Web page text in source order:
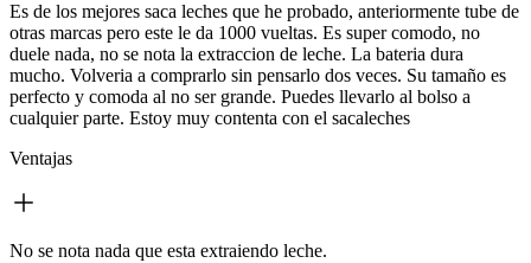
Es de los mejores saca leches que he probado, anteriormente tube de
otras marcas pero este le da 1000 vueltas. Es super comodo, no
duele nada, no se nota la extraccion de leche. La bateria dura
mucho. Volveria a comprarlo sin pensarlo dos veces. Su tamaño es
perfecto y comoda al no ser grande. Puedes llevarlo al bolso a
cualquier parte. Estoy muy contenta con el sacaleches
Ventajas
No se nota nada que esta extraiendo leche.